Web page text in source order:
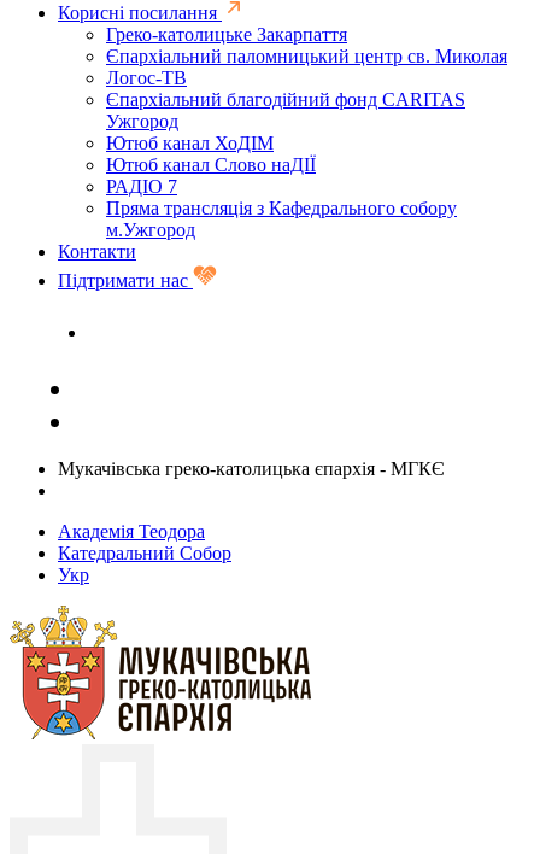
Корисні посилання
Греко-католицьке Закарпаття
Єпархіальний паломницький центр св. Миколая
Логос-ТВ
Єпархіальний благодійний фонд CARITAS
Ужгород
Ютюб канал ХоДІМ
Ютюб канал Слово наДІЇ
РАДІО 7
Пряма трансляція з Кафедрального собору
м.Ужгород
Контакти
Підтримати нас
Мукачівська греко-католицька єпархія - МГКЄ
Академія Теодора
Катедральний Собор
Укр